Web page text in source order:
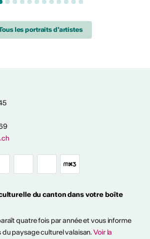
les portraits d'artistes
du canton dans votre boîte
quatre fois par année et vous informe
du paysage culturel valaisan.Voir la